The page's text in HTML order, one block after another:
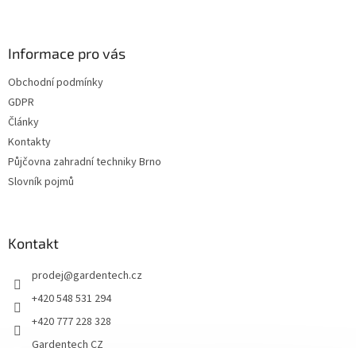
Informace pro vás
Obchodní podmínky
GDPR
Články
Kontakty
Půjčovna zahradní techniky Brno
Slovník pojmů
Kontakt
prodej@gardentech.cz
+420 548 531 294
+420 777 228 328